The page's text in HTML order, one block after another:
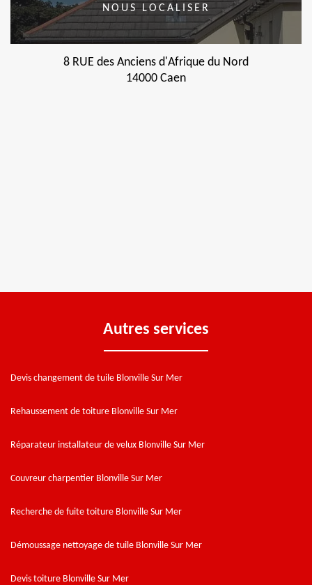
NOUS LOCALISER
8 RUE des Anciens d'Afrique du Nord
14000 Caen
Autres services
Devis changement de tuile Blonville Sur Mer
Rehaussement de toiture Blonville Sur Mer
Réparateur installateur de velux Blonville Sur Mer
Couvreur charpentier Blonville Sur Mer
Recherche de fuite toiture Blonville Sur Mer
Démoussage nettoyage de tuile Blonville Sur Mer
Devis toiture Blonville Sur Mer